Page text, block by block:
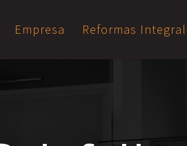
Empresa Reformas